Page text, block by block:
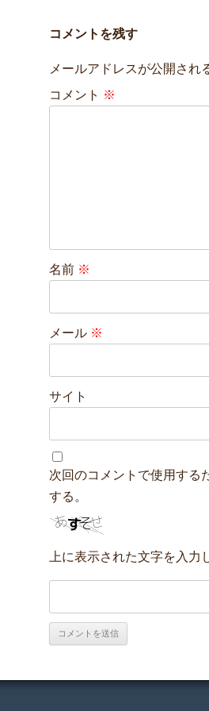
コメントを残す
メールアドレスが公開され
コメント ※
名前 ※
メール ※
サイト
次回のコメントで使用する
する。
上に表示された文字を入力